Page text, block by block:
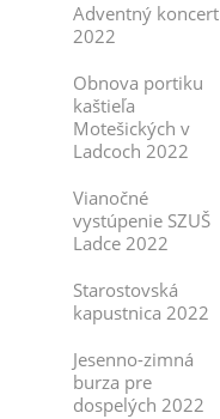
Adventný koncert
2022
Obnova portiku
kaštieľa
Motešických v
Ladcoch 2022
Vianočné
vystúpenie SZUŠ
Ladce 2022
Starostovská
kapustnica 2022
Jesenno-zimná
burza pre
dospelých 2022